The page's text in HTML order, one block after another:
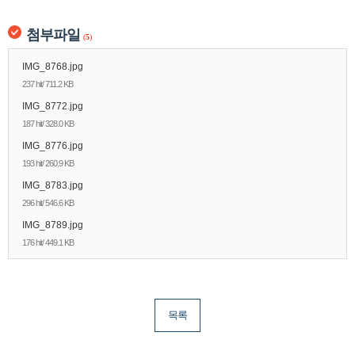
첨부파일 (5)
IMG_8768.jpg
237 hit/ 711.2 KB
IMG_8772.jpg
187 hit/ 328.0 KB
IMG_8776.jpg
193 hit/ 260.9 KB
IMG_8783.jpg
296 hit/ 546.6 KB
IMG_8789.jpg
176 hit/ 449.1 KB
목록